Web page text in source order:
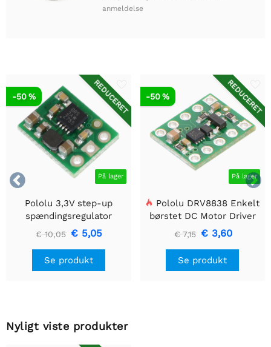
anmeldelse


REDUCERET
På lager
-50 %
Pololu 3,3V step-up
spændingsregulator
U1V10F3
€ 10,05 € 5,05
Se produkt
REDUCERET
På lager
-50 %
Pololu DRV8838 Enkelt
børstet DC Motor Driver
Holder
€ 7,15 € 3,60
Se produkt
Nyligt viste produkter